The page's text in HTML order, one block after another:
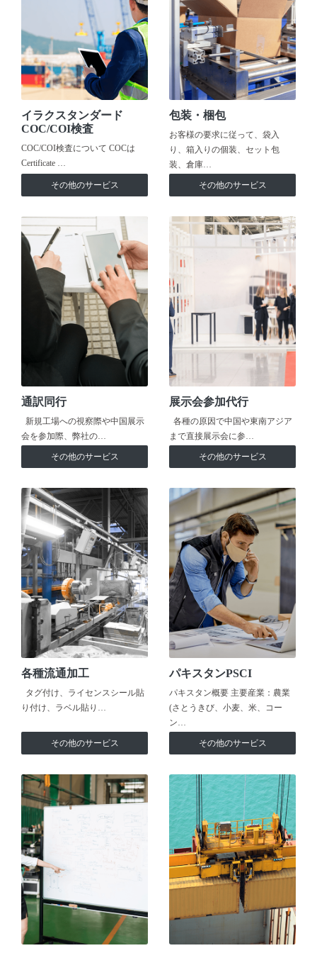
イラクスタンダード
COC/COI検査
COC/COI検査について COCは
Certificate …
その他のサービス
包装・梱包
お客様の要求に従って、袋入
り、箱入りの個装、セット包
装、倉庫…
その他のサービス
通訳同行
新規工場への視察際や中国展示
会を参加際、弊社の…
その他のサービス
展示会参加代行
各種の原因で中国や東南アジア
まで直接展示会に参…
その他のサービス
各種流通加工
タグ付け、ライセンスシール貼
り付け、ラベル貼り…
その他のサービス
パキスタンPSCI
パキスタン概要 主要産業：農業
(さとうきび、小麦、米、コー
ン…
その他のサービス